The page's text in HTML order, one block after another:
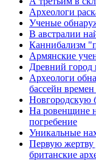
Археологи
Ученые
В австралии
Каннибализм
Армянские
Древний город
Археологи
бассейн
Новгородскую
На ровенщине
погребение
Уникальные
Первую жертву
британские